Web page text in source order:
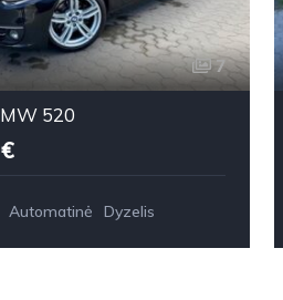
7
520
Automatinė Dyzelis